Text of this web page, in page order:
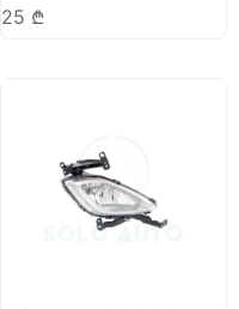
25 ₾